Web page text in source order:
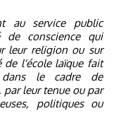
au service public
de conscience qui
leur religion ou sur
de l'école laïque fait
le cadre de
leur tenue ou par
politiques ou